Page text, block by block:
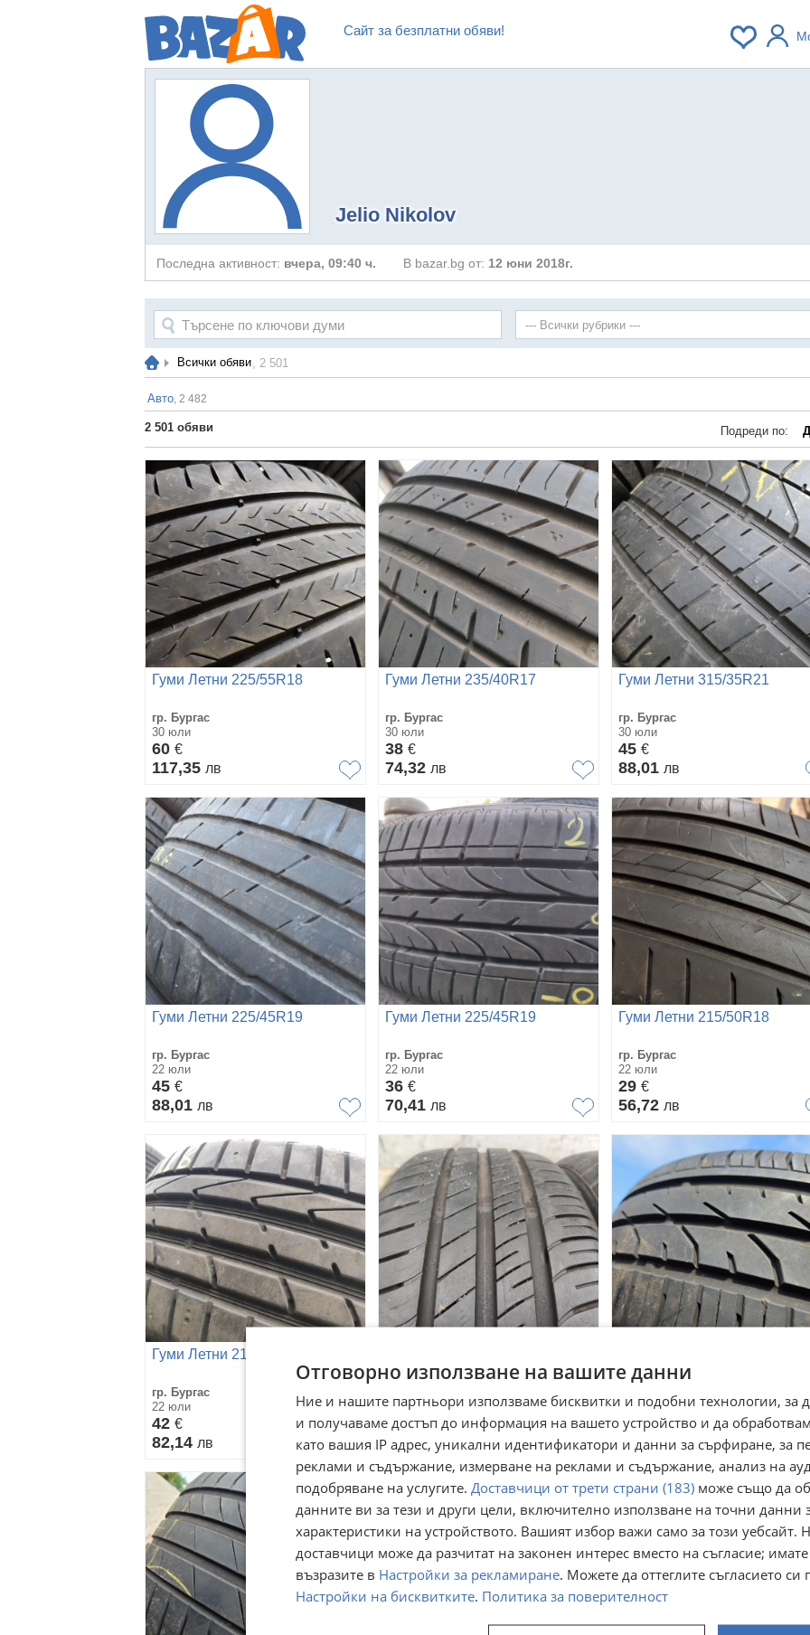
Сайт за безплатни обяви!
Jelio Nikolov
Последна активност: вчера, 09:40 ч. В bazar.bg от: 12 юни 2018г.
Всички обяви, 2 501
Авто, 2 482
2 501 обяви Подреди по:
Гуми Летни 225/55R18
гр. Бургас
30 юли
60 €
117,35 лв
Гуми Летни 235/40R17
гр. Бургас
30 юли
38 €
74,32 лв
Гуми Летни 315/35R21
гр. Бургас
30 юли
45 €
88,01 лв
Гуми Летни 225/45R19
гр. Бургас
22 юли
45 €
88,01 лв
Гуми Летни 225/45R19
гр. Бургас
22 юли
36 €
70,41 лв
Гуми Летни 215/50R18
гр. Бургас
22 юли
29 €
56,72 лв
Гуми Летни 215/40R18
гр. Бургас
22 юли
42 €
82,14 лв
22 юли
33€
64,54 лв
гр. Бургас
22 юли
20€
39,12лв
Отговорно използване на вашите данни
Ние и нашите партньори използваме бисквитки и подобни технологии, за
и получаваме достъп до информация на вашето устройство и да
като вашия IP адрес, уникални идентификатори и данни за сърфиране, за
реклами и съдържание, измерване на реклами и съдържание, анализ на
подобряване на услугите. Доставчици от трети страни (183) може също да
данните ви за тези и други цели, включително използване на точни данни
характеристики на устройството. Вашият избор важи само за този уебсайт.
доставчици може да разчитат на законен интерес вместо на съгласие;
възразите в Настройки за рекламиране. Можете да оттеглите съгласието си
Настройки на бисквитките. Политика за поверителност